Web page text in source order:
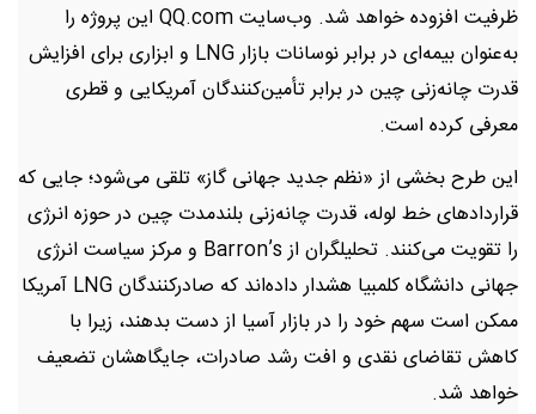
ظرفیت افزوده خواهد شد. وب‌سایت QQ.com این پروژه را
به‌عنوان بیمه‌ای در برابر نوسانات بازار LNG و ابزاری برای افزایش
قدرت چانه‌زنی چین در برابر تأمین‌کنندگان آمریکایی و قطری
معرفی کرده است.
این طرح بخشی از «نظم جدید جهانی گاز» تلقی می‌شود؛ جایی که
قراردادهای خط لوله، قدرت چانه‌زنی بلندمدت چین در حوزه انرژی
را تقویت می‌کنند. تحلیلگران از Barron’s و مرکز سیاست انرژی
جهانی دانشگاه کلمبیا هشدار داده‌اند که صادرکنندگان LNG آمریکا
ممکن است سهم خود را در بازار آسیا از دست بدهند، زیرا با
کاهش تقاضای نقدی و افت رشد صادرات، جایگاهشان تضعیف
خواهد شد.